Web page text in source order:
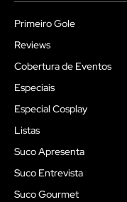
Primeiro Gole
Reviews
Cobertura de Eventos
Especiais
Especial Cosplay
Listas
Suco Apresenta
Suco Entrevista
Suco Gourmet